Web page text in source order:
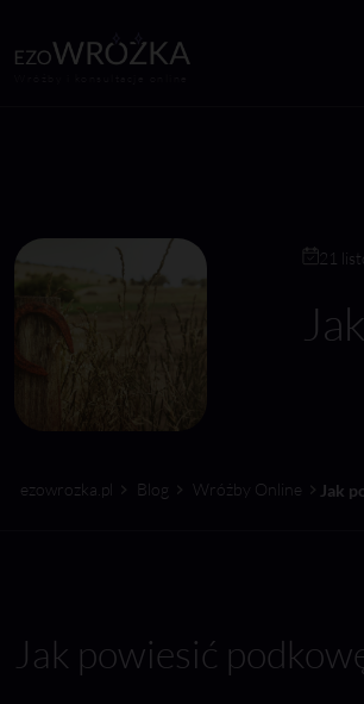
21
ezowrozka.pl Blog Wróżby Online Jak
Jak powiesić